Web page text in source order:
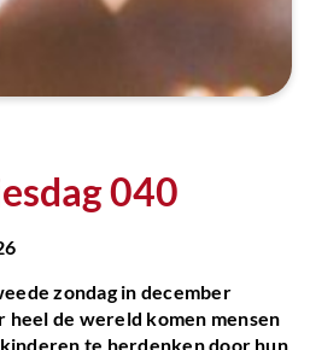
040
zondag in december
de wereld komen mensen
te herdenken door hun